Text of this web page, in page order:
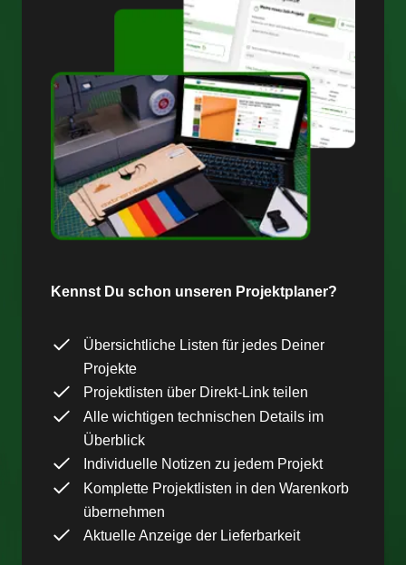
Kennst Du schon unseren Projektplaner?
Übersichtliche Listen für jedes Deiner
Projekte
Projektlisten über Direkt-Link teilen
Alle wichtigen technischen Details im
Überblick
Individuelle Notizen zu jedem Projekt
Komplette Projektlisten in den Warenkorb
übernehmen
Aktuelle Anzeige der Lieferbarkeit